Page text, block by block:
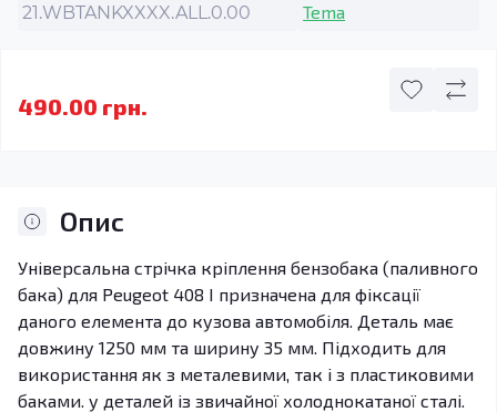
21.WBTANKXXXX.ALL.0.00
Tema
490.00 грн.
Опис
Універсальна стрічка кріплення бензобака (паливного
бака) для Peugeot 408 I призначена для фіксації
даного елемента до кузова автомобіля. Деталь має
довжину 1250 мм та ширину 35 мм. Підходить для
використання як з металевими, так і з пластиковими
баками. у деталей із звичайної холоднокатаної сталі.